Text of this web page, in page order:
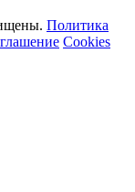
Политика
Cookies